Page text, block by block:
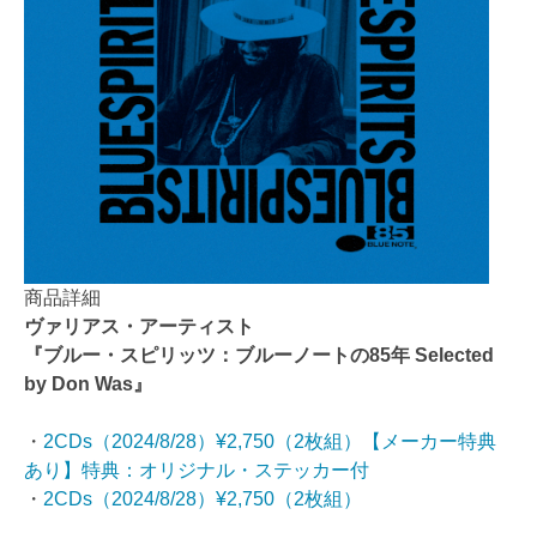
商品詳細
ヴァリアス・アーティスト
『ブルー・スピリッツ：ブルーノートの85年 Selected
by Don Was』
・ 2CDs（2024/8/28）¥2,750（2枚組）【メーカー特典
あり】特典：オリジナル・ステッカー付
・ 2CDs（2024/8/28）¥2,750（2枚組）